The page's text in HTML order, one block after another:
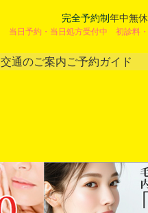
完全予約制年中無
当日予約・当日処方受付中 初診料
交通のご案内ご予約ガイド